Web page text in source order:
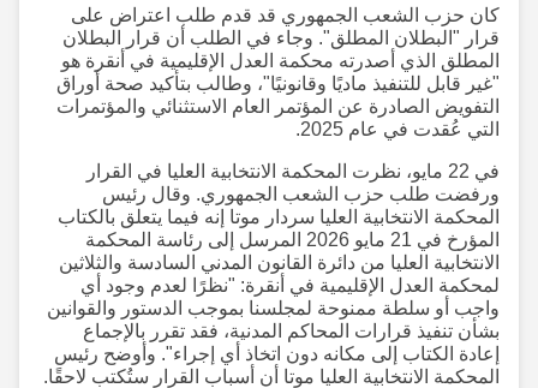
كان حزب الشعب الجمهوري قد قدم طلب اعتراض على
قرار "البطلان المطلق". وجاء في الطلب أن قرار البطلان
المطلق الذي أصدرته محكمة العدل الإقليمية في أنقرة هو
"غير قابل للتنفيذ ماديًا وقانونيًا"، وطالب بتأكيد صحة أوراق
التفويض الصادرة عن المؤتمر العام الاستثنائي والمؤتمرات
التي عُقدت في عام 2025.
في 22 مايو، نظرت المحكمة الانتخابية العليا في القرار
ورفضت طلب حزب الشعب الجمهوري. وقال رئيس
المحكمة الانتخابية العليا سردار موتا إنه فيما يتعلق بالكتاب
المؤرخ في 21 مايو 2026 المرسل إلى رئاسة المحكمة
الانتخابية العليا من دائرة القانون المدني السادسة والثلاثين
لمحكمة العدل الإقليمية في أنقرة: "نظرًا لعدم وجود أي
واجب أو سلطة ممنوحة لمجلسنا بموجب الدستور والقوانين
بشأن تنفيذ قرارات المحاكم المدنية، فقد تقرر بالإجماع
إعادة الكتاب إلى مكانه دون اتخاذ أي إجراء". وأوضح رئيس
المحكمة الانتخابية العليا موتا أن أسباب القرار ستُكتب لاحقًا.